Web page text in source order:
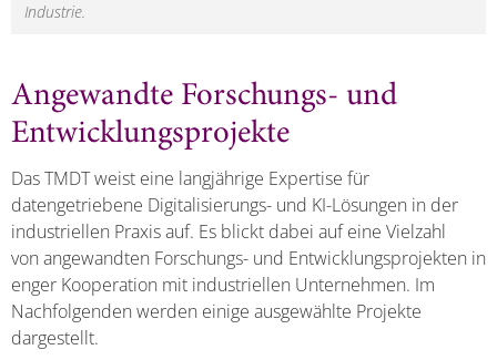
Industrie.
Angewandte Forschungs- und
Entwicklungsprojekte
Das TMDT weist eine langjährige Expertise für
datengetriebene Digitalisierungs- und KI-Lösungen in der
industriellen Praxis auf. Es blickt dabei auf eine Vielzahl
von angewandten Forschungs- und Entwicklungsprojekten in
enger Kooperation mit industriellen Unternehmen. Im
Nachfolgenden werden einige ausgewählte Projekte
dargestellt.